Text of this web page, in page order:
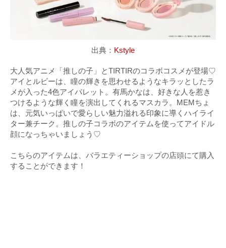
出典： Kstyle
大人気アニメ「推しの子」とTIRTIRのコラボコスメが登場♡
アイとルビーは、瞳の輝きを思わせるようなキラッとしたラ
メが入った4色アイパレット。有馬かなは、好きな人を惹き
つけるような輝く瞳を演出してくれるマスカラ。MEMちょ
は、元気いっぱいで愛らしい魅力溢れる印象に導くハイライ
ター兼チーク。推しの子コラボのアイテムを使ってアイドル
顔になっちゃいましょう♡
こちらのアイテムは、バラエティーショップの店頭にて購入
することができます！